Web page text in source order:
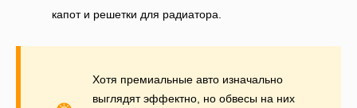
капот и решетки для радиатора.
Хотя премиальные авто изначально
выглядят эффектно, но обвесы на них